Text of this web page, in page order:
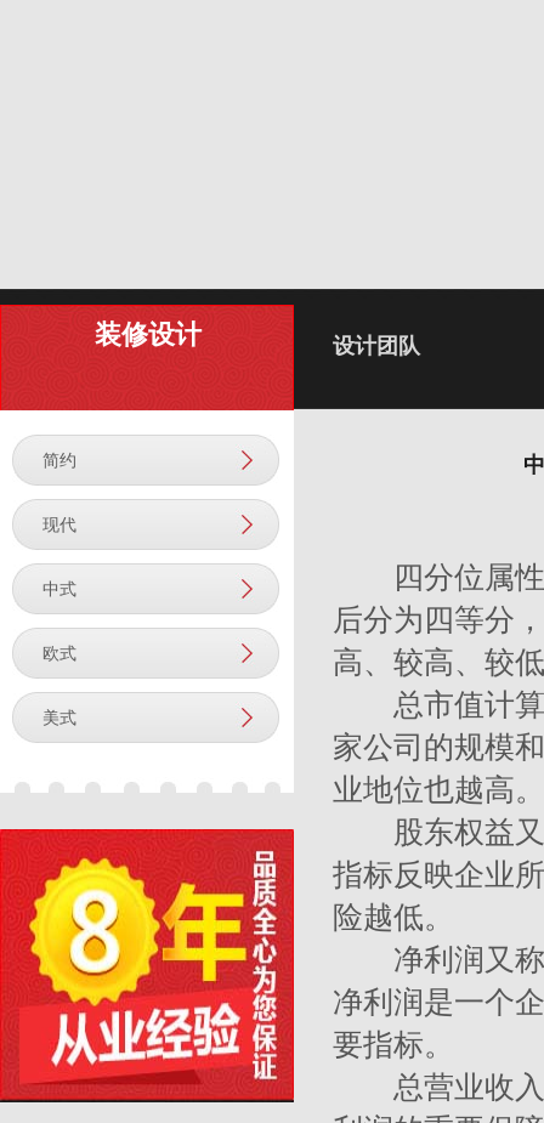
装修设计
简约
现代
中式
欧式
美式
设计团队
四分位属性
后分为四等分
高、较高、较
总市值计算
家公司的规模
业地位也越高。
股东权益又
指标反映企业
险越低。
净利润又称
净利润是一个
要指标。
总营业收入